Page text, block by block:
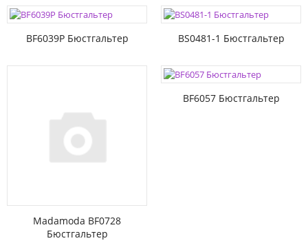
BF6039P Бюстгальтер BS0481-1 Бюстгальтер
Madamoda BF0728
Бюстгальтер
BF6057 Бюстгальтер